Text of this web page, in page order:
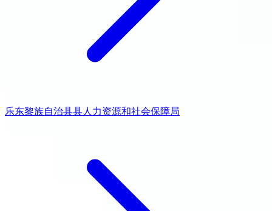
乐东黎族自治县县人力资源和社会保障局